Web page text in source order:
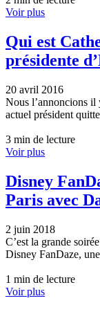
Voir plus
Qui est
présidente
20 avril 2016
Nous l’annoncions il
actuel président
3 min de lecture
Voir plus
Disney
Paris avec
2 juin 2018
C’est la grande
Disney FanDaze,
1 min de lecture
Voir plus